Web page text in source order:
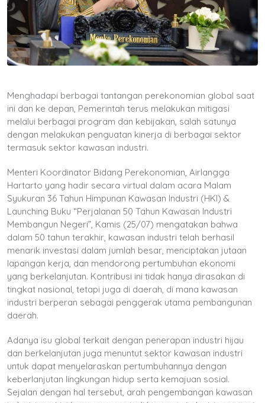
Menghadapi berbagai tantangan perekonomian global saat
ini dan ke depan, Pemerintah terus melakukan mitigasi
melalui berbagai program dan kebijakan, salah satunya
dengan melakukan penguatan kinerja di berbagai sektor
termasuk sektor kawasan industri.
Menteri Koordinator Bidang Perekonomian, Airlangga
Hartarto yang hadir secara virtual dalam acara Malam
Syukuran 36 Tahun Himpunan Kawasan Industri (HKI) &
Launching Buku “Perjalanan 50 Tahun Kawasan Industri
Membangun Negeri”, Kamis (25/07) mengatakan bahwa
dalam 50 tahun terakhir, kawasan industri telah berhasil
menarik investasi dalam jumlah besar, menciptakan jutaan
lapangan kerja, dan mendorong pertumbuhan ekonomi
yang berkelanjutan. Kontribusi ini tidak hanya dirasakan di
tingkat nasional, tetapi juga di daerah, di mana kawasan
industri berperan sebagai penggerak utama pembangunan
daerah.
Adanya isu global terkait dengan penerapan industri hijau
dan berkelanjutan juga menuntut sektor kawasan industri
untuk dapat menyelaraskan pertumbuhannya dengan
keberlanjutan lingkungan hidup serta kemajuan sosial.
Sejalan dengan hal tersebut, arah pengembangan kawasan